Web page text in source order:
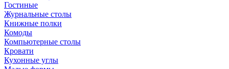
Гостиные
Журнальные столы
Книжные полки
Комоды
Компьютерные столы
Кровати
Кухонные углы